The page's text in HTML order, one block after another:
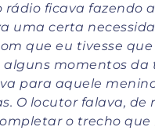
ficava fazendo
uma certa
que eu tivesse
momentos da
para aquele
O locutor falava, de
o trecho que